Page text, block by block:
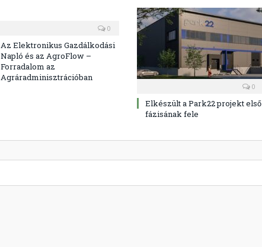
0
Az Elektronikus Gazdálkodási
Napló és az AgroFlow –
Forradalom az
Agráradminisztrációban
0
Elkészült a Park22 projekt első
fázisának fele